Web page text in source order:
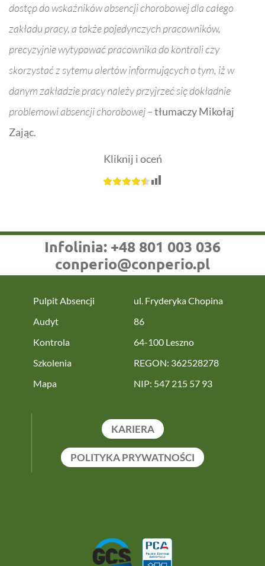
dostęp do wskaźników absencji chorobowej dla całego
zakładu pracy, a także pojedynczych pracowników,
precyzyjnie wytypować pracownika do kontroli czy
skorzystać z sytemu alertów informujących o tym, iż w
danym zakładzie pracy należy przyjrzeć się dokładnie
problemowi absencji chorobowej –tłumaczy Mikołaj
Zając.
Kliknij i oceń
Infolinia: +48 801 003 036
conperio@conperio.pl
Pulpit Absencji
Audyt
Kontrola
Szkolenia
Mapa
ul. Fryderyka Chopina
86
64-100 Leszno
REGON: 362528278
NIP: 547 215 57 93
KARIERA
POLITYKA PRYWATNOŚCI